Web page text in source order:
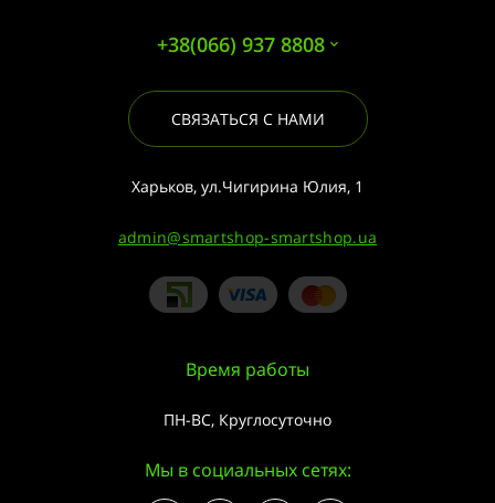
+38(066) 937 8808
СВЯЗАТЬСЯ С НАМИ
Харьков, ул.Чигирина Юлия, 1
admin@smartshop-smartshop.ua
Время работы
ПН-ВС, Круглосуточно
Мы в социальных сетях: